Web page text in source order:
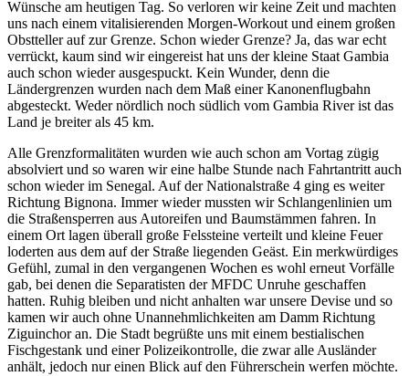
Wünsche am heutigen Tag. So verloren wir keine Zeit und machten
uns nach einem vitalisierenden Morgen-Workout und einem großen
Obstteller auf zur Grenze. Schon wieder Grenze? Ja, das war echt
verrückt, kaum sind wir eingereist hat uns der kleine Staat Gambia
auch schon wieder ausgespuckt. Kein Wunder, denn die
Ländergrenzen wurden nach dem Maß einer Kanonenflugbahn
abgesteckt. Weder nördlich noch südlich vom Gambia River ist das
Land je breiter als 45 km.
Alle Grenzformalitäten wurden wie auch schon am Vortag zügig
absolviert und so waren wir eine halbe Stunde nach Fahrtantritt auch
schon wieder im Senegal. Auf der Nationalstraße 4 ging es weiter
Richtung Bignona. Immer wieder mussten wir Schlangenlinien um
die Straßensperren aus Autoreifen und Baumstämmen fahren. In
einem Ort lagen überall große Felssteine verteilt und kleine Feuer
loderten aus dem auf der Straße liegenden Geäst. Ein merkwürdiges
Gefühl, zumal in den vergangenen Wochen es wohl erneut Vorfälle
gab, bei denen die Separatisten der MFDC Unruhe geschaffen
hatten. Ruhig bleiben und nicht anhalten war unsere Devise und so
kamen wir auch ohne Unannehmlichkeiten am Damm Richtung
Ziguinchor an. Die Stadt begrüßte uns mit einem bestialischen
Fischgestank und einer Polizeikontrolle, die zwar alle Ausländer
anhält, jedoch nur einen Blick auf den Führerschein werfen möchte.